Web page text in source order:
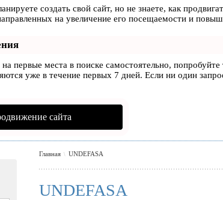
создать свой сайт, но не знаете, как
на увеличение его посещаемости и
первые места в поиске самостоятельно,
уже в течение первых 7 дней. Если ни один
сайта
Главная \ UNDEFASA
UNDEFASA